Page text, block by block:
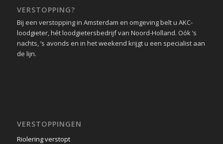
VERSTOPPING?
Bij een verstopping in Amsterdam en omgeving belt u AKC-
loodgieter, hét loodgietersbedrijf van Noord-Holland. Oók ’s
nachts, ‘s avonds en in het weekend krijgt u een specialist aan
de lijn.
VERSTOPPINGEN
Riolering verstopt